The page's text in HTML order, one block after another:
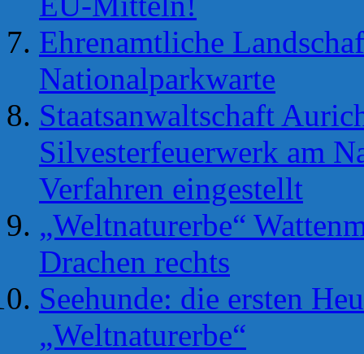
Ehrenamtliche
Nationalparkwarte
Staatsanwaltschaft
Silvesterfeuerwerk am
Verfahren eingestellt
„Weltnaturerbe“
Drachen rechts
Seehunde: die ersten
„Weltnaturerbe“